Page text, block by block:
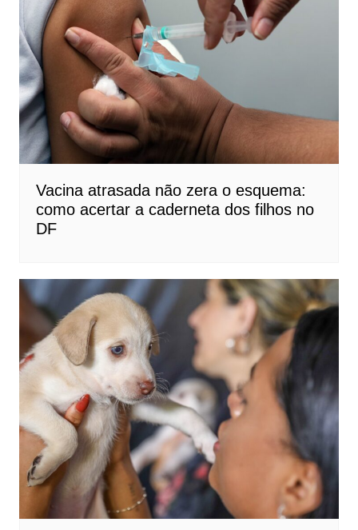
Vacina atrasada não zera o esquema:
como acertar a caderneta dos filhos no
DF